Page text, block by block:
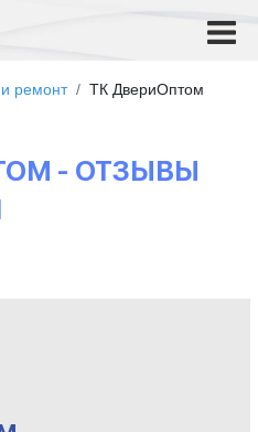
ремонт ТК ДвериОптом
- ОТЗЫВЫ